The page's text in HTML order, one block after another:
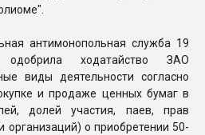
антимонопольная служба 19
ходатайство ЗАО
виды деятельности согласно
и продаже ценных бумаг в
долей участия, паев, прав
организаций) о приобретении 50-